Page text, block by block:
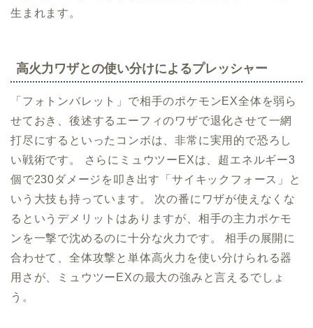
生まれます。
高火力ワザとの使い分けによるプレッシャー
「フォトンバレット」で相手のポケモンEX全体を弱ら
せておき、後述するエーフィのワザで退化させて一網
打尽にするといったコンボは、非常に実用的で恐ろし
い戦術です。 さらにミュウツーEXは、超エネルギー3
個で230ダメージを叩き出す「サイキックフォース」と
いう大技も持っています。 次の番にワザが使えなくな
るというデメリットはありますが、相手の主力ポケモ
ンを一撃で沈めるのに十分な火力です。 相手の展開に
合わせて、全体攻撃と単体高火力を使い分けられる器
用さが、ミュウツーEXの最大の強みと言えるでしょ
う。